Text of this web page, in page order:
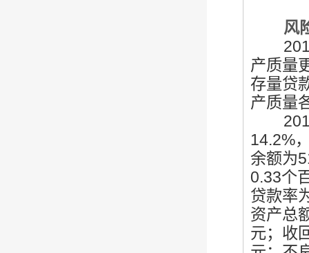
风险
2018
产质量
存量贷
产质量
2018
14.2%
余额为
0.33个
贷款率
资产总
元；收